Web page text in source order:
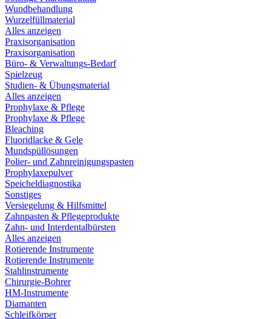
Wundbehandlung
Wurzelfüllmaterial
Alles anzeigen
Praxisorganisation
Praxisorganisation
Büro- & Verwaltungs-Bedarf
Spielzeug
Studien- & Übungsmaterial
Alles anzeigen
Prophylaxe & Pflege
Prophylaxe & Pflege
Bleaching
Fluoridlacke & Gele
Mundspüllösungen
Polier- und Zahnreinigungspasten
Prophylaxepulver
Speicheldiagnostika
Sonstiges
Versiegelung & Hilfsmittel
Zahnpasten & Pflegeprodukte
Zahn- und Interdentalbürsten
Alles anzeigen
Rotierende Instrumente
Rotierende Instrumente
Stahlinstrumente
Chirurgie-Bohrer
HM-Instrumente
Diamanten
Schleifkörper